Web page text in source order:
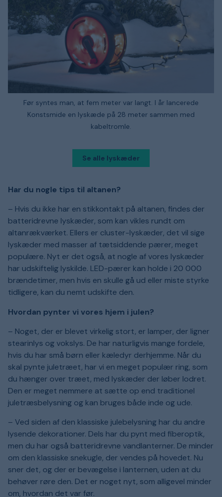
Før syntes man, at fem meter var langt. I år lancerede
Konstsmide en lyskæde på 28 meter sammen med
kabeltromle.
Se alle lyskæder
Har du nogle tips til altanen?
– Hvis du ikke har en stikkontakt på altanen, findes der
batteridrevne lyskæder, som kan vikles rundt om
altanrækværket. Ellers er cluster-lyskæder, det vil sige
lyskæder med masser af tætsiddende pærer, meget
populære. Nyt er det også, at nogle af vores lyskæder
har udskiftelig lyskilde. LED-pærer kan holde i 20 000
brændetimer, men hvis en skulle gå ud eller miste styrke
tidligere, kan du nemt udskifte den.
Hvordan pynter vi vores hjem i julen?
– Noget, der er blevet virkelig stort, er lamper, der ligner
stearinlys og vokslys. De har naturligvis mange fordele,
hvis du har små børn eller kæledyr derhjemme. Når du
skal pynte juletræet, har vi en meget populær ring, som
du hænger over træet, med lyskæder der løber lodret.
Den er meget nemmere at sætte op end traditionel
juletræsbelysning og kan bruges både inde og ude.
– Ved siden af den klassiske julebelysning har du andre
lysende dekorationer. Dels har du pynt med fiberoptik,
men du har også batteridrevne vandlanterner. De minder
om den klassiske snekugle, der vendes på hovedet. Nu
sner det, og der er bevægelse i lanternen, uden at du
behøver røre den. Det er noget nyt, som alligevel minder
om, hvordan det var før.